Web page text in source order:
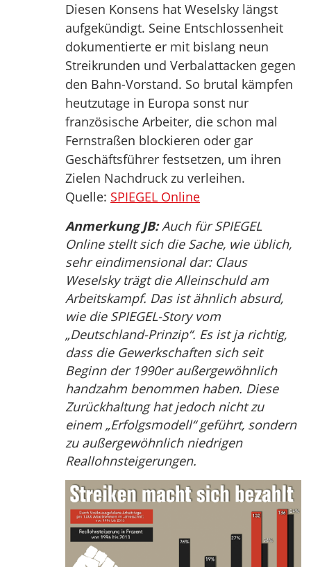
Diesen Konsens hat Weselsky längst
aufgekündigt. Seine Entschlossenheit
dokumentierte er mit bislang neun
Streikrunden und Verbalattacken gegen
den Bahn-Vorstand. So brutal kämpfen
heutzutage in Europa sonst nur
französische Arbeiter, die schon mal
Fernstraßen blockieren oder gar
Geschäftsführer festsetzen, um ihren
Zielen Nachdruck zu verleihen.
Quelle: SPIEGEL Online
Anmerkung JB:Auch für SPIEGEL
Online stellt sich die Sache, wie üblich,
sehr eindimensional dar: Claus
Weselsky trägt die Alleinschuld am
Arbeitskampf. Das ist ähnlich absurd,
wie die SPIEGEL-Story vom
„Deutschland-Prinzip“. Es ist ja richtig,
dass die Gewerkschaften sich seit
Beginn der 1990er außergewöhnlich
handzahm benommen haben. Diese
Zurückhaltung hat jedoch nicht zu
einem „Erfolgsmodell“ geführt, sondern
zu außergewöhnlich niedrigen
Reallohnsteigerungen.